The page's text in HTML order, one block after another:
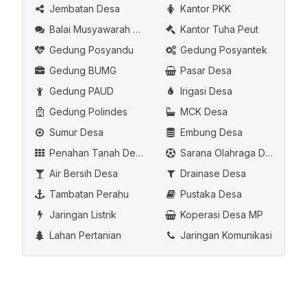
Jembatan Desa
Kantor PKK
Balai Musyawarah Desa
Kantor Tuha Peut
Gedung Posyandu
Gedung Posyantek
Gedung BUMG
Pasar Desa
Gedung PAUD
Irigasi Desa
Gedung Polindes
MCK Desa
Sumur Desa
Embung Desa
Penahan Tanah Desa
Sarana Olahraga Desa
Air Bersih Desa
Drainase Desa
Tambatan Perahu
Pustaka Desa
Jaringan Listrik
Koperasi Desa MP
Lahan Pertanian
Jaringan Komunikasi